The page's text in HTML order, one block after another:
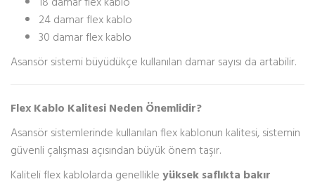
24 damar flex kablo
30 damar flex kablo
Asansör sistemi büyüdükçe kullanılan damar sayısı da artabilir.
Flex Kablo Kalitesi Neden Önemlidir?
Asansör sistemlerinde kullanılan flex kablonun kalitesi, sistemin
güvenli çalışması açısından büyük önem taşır.
Kaliteli flex kablolarda genellikle yüksek saflıkta bakır